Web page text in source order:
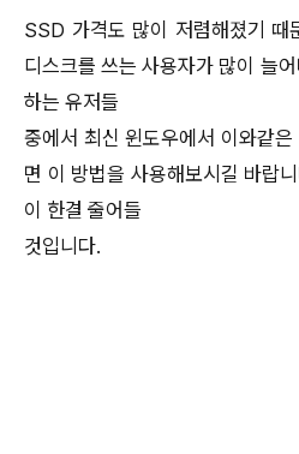
SSD 가격도 많이 저렴해졌기 때
디스크를 쓰는 사용자가 많이 늘
하는 유저들
중에서 최신 윈도우에서 이와같
면 이 방법을 사용해보시길 바랍
이 한결 줄어들
것입니다.